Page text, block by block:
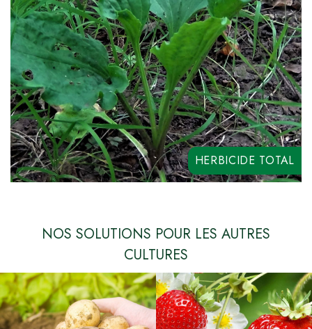
WEED KILLER GLISO 360 Satelite
HERBICIDE TOTAL
NOS SOLUTIONS POUR LES AUTRES
CULTURES